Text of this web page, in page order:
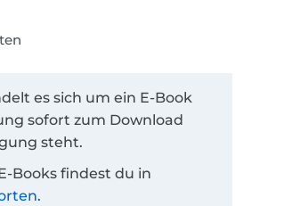
es sich um ein E-Book
sofort zum Download
steht.
Books findest du in
.